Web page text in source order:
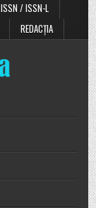
ISSN / ISSN-L
REDACȚIA